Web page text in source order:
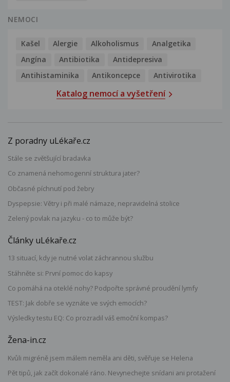
NEMOCI
Kašel Alergie Alkoholismus
Analgetika
Angína
Antibiotika
Antidepresiva
Antihistaminika
Antikoncepce Antivirotika
Katalog nemocí a vyšetření
Z poradny uLékaře.cz
Stále se zvětšující bradavka
Co znamená nehomogenní struktura jater?
Občasné píchnutí pod žebry
Dyspepsie: Větry i při malé námaze, nepravidelná stolice
Zelený povlak na jazyku - co to může být?
Články uLékaře.cz
13 situací, kdy je nutné volat záchrannou službu
Stáhněte si: První pomoc do kapsy
Co pomáhá na oteklé nohy? Podpořte správné proudění lymfy
TEST: Jak dobře se vyznáte ve svých emocích?
Výsledky testu EQ: Co prozradil váš emoční kompas?
Žena-in.cz
Kvůli migréně jsem málem neměla ani děti, svěřuje se Helena
Pět tipů, jak začít dokonalé ráno. Nevynechejte snídani ani protažení